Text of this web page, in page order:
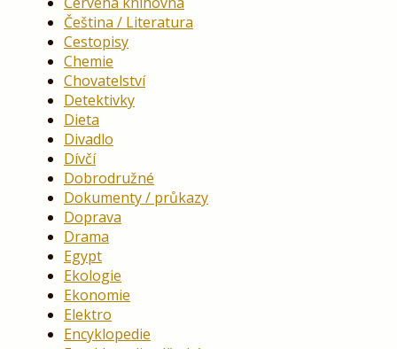
Čeština / Literatura
Cestopisy
Chemie
Chovatelství
Detektivky
Dieta
Divadlo
Dívčí
Dobrodružné
Dokumenty / průkazy
Doprava
Drama
Egypt
Ekologie
Ekonomie
Elektro
Encyklopedie